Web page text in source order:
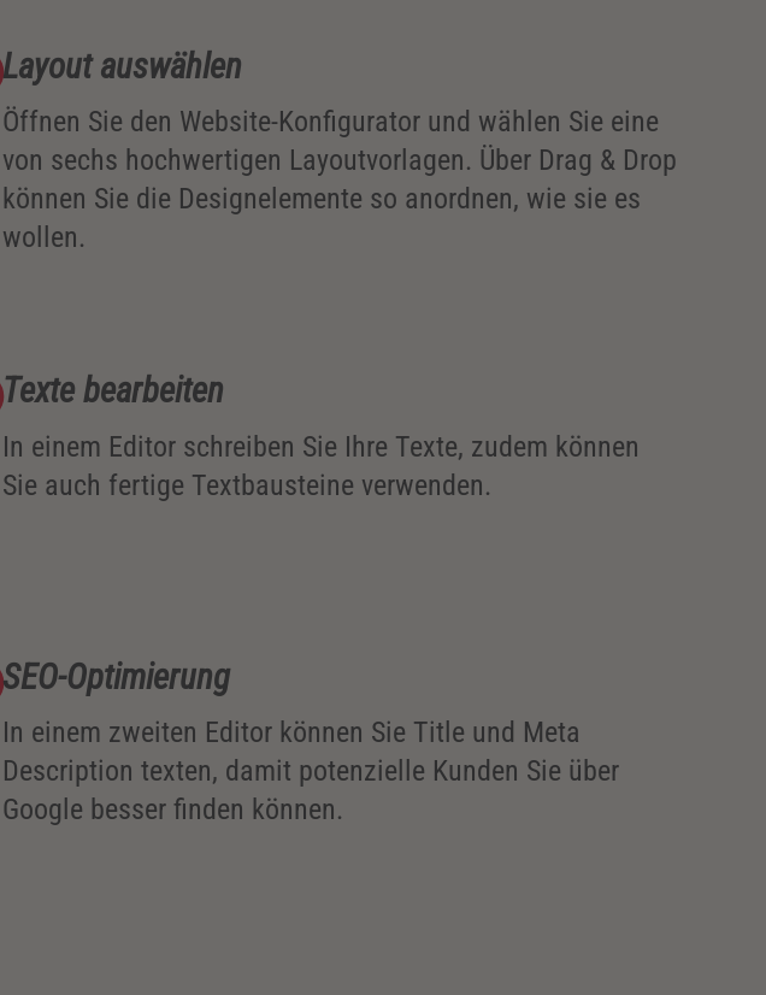
Layout auswählen
Öffnen Sie den Website-Konfigurator und wählen Sie eine
von sechs hochwertigen Layoutvorlagen. Über Drag & Drop
können Sie die Designelemente so anordnen, wie sie es
wollen.
Texte bearbeiten
In einem Editor schreiben Sie Ihre Texte, zudem können
Sie auch fertige Textbausteine verwenden.
SEO-Optimierung
In einem zweiten Editor können Sie Title und Meta
Description texten, damit potenzielle Kunden Sie über
Google besser finden können.